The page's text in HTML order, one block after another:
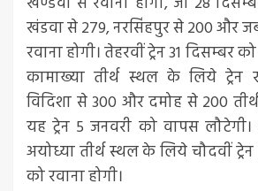
खंडवा से 279, नरसिंहपुर से 200 और
रवाना होगी। तेहरवीं ट्रेन 31 दिसम्बर
कामाख्या तीर्थ स्थल के लिये ट्रेन
विदिशा से 300 और दमोह से 200 तीर्थ
यह ट्रेन 5 जनवरी को वापस लौटेगी।
अयोध्या तीर्थ स्थल के लिये चौदवीं
को रवाना होगी।